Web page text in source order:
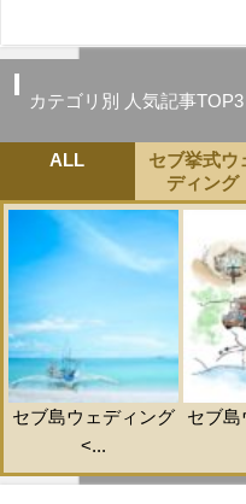
カテゴリ別 人気記事TOP3
ALL
セブ挙式ウ
ディング
セブ島ウェディング
<...
セブ